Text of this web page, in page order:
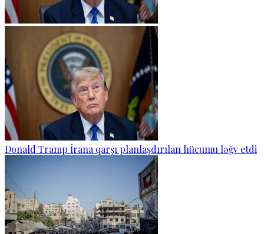
Donald Tramp İrana qarşı planlaşdırılan hücumu ləğv etdi